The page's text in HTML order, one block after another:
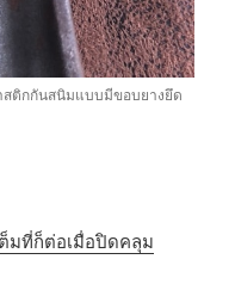
สติกกันสนิมแบบมีขอบยางยึด
มที่ก็ต่อเมื่อปิดคลุม